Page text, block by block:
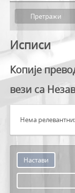
Исписи
Копије
вези са
Нема